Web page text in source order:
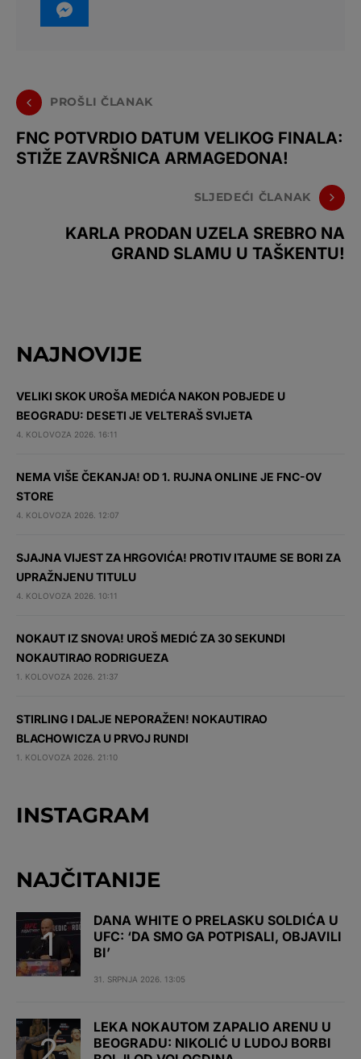
PROŠLI ČLANAK
FNC POTVRDIO DATUM VELIKOG FINALA:
STIŽE ZAVRŠNICA ARMAGEDONA!
SLJEDEĆI ČLANAK
KARLA PRODAN UZELA SREBRO NA
GRAND SLAMU U TAŠKENTU!
NAJNOVIJE
VELIKI SKOK UROŠA MEDIĆA NAKON POBJEDE U
BEOGRADU: DESETI JE VELTERAŠ SVIJETA
4. KOLOVOZA 2026. 16:11
NEMA VIŠE ČEKANJA! OD 1. RUJNA ONLINE JE FNC-OV
STORE
4. KOLOVOZA 2026. 12:07
SJAJNA VIJEST ZA HRGOVIĆA! PROTIV ITAUME SE BORI ZA
UPRAŽNJENU TITULU
4. KOLOVOZA 2026. 10:11
NOKAUT IZ SNOVA! UROŠ MEDIĆ ZA 30 SEKUNDI
NOKAUTIRAO RODRIGUEZA
1. KOLOVOZA 2026. 21:37
STIRLING I DALJE NEPORAŽEN! NOKAUTIRAO
BLACHOWICZA U PRVOJ RUNDI
1. KOLOVOZA 2026. 21:10
INSTAGRAM
NAJČITANIJE
DANA WHITE O PRELASKU SOLDIĆA U
UFC: ‘DA SMO GA POTPISALI, OBJAVILI
BI’
31. SRPNJA 2026. 13:05
LEKA NOKAUTOM ZAPALIO ARENU U
BEOGRADU: NIKOLIĆ U LUDOJ BORBI